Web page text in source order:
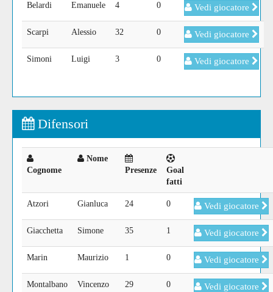
Belardi Emanuele 4 0 Vedi giocatore
Scarpi Alessio 32 0 Vedi giocatore
Simoni Luigi 3 0 Vedi giocatore
Difensori
Cognome
Nome
Presenze
Goal
fatti
Atzori Gianluca 24 0 Vedi giocatore
Giacchetta Simone 35 1 Vedi giocatore
Marin Maurizio 1 0 Vedi giocatore
Montalbano Vincenzo 29 0 Vedi giocatore